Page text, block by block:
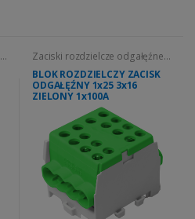
Zaciski rozdzielcze odgałęźne
HLK
BLOK ROZDZIELCZY ZACISK
ODGAŁĘŹNY 1x25 3x16
ZIELONY 1x100A